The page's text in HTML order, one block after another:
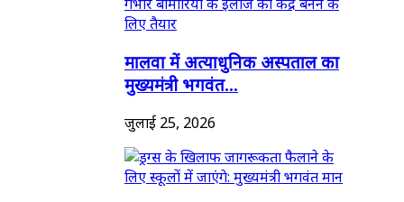
मालवा में अत्याधुनिक अस्पताल का
मुख्यमंत्री भगवंत...
जुलाई 25, 2026